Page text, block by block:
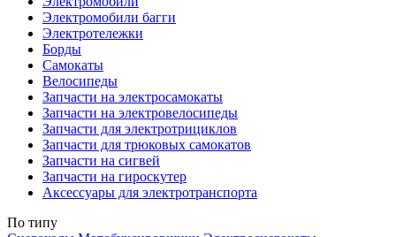
Электромобили багги
Электротележки
Борды
Самокаты
Велосипеды
Запчасти на электросамокаты
Запчасти на электровелосипеды
Запчасти для электротрициклов
Запчасти для трюковых самокатов
Запчасти на сигвей
Запчасти на гироскутер
Аксессуары для электротранспорта
По типу